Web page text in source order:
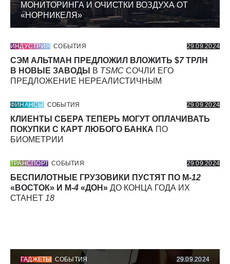
МОНИТОРИНГА И ОЧИСТКИ ВОЗДУХА ОТ
«НОРНИКЕЛЯ»
ИНДУСТРИЯ СОБЫТИЯ 29.09.2024
СЭМ АЛЬТМАН ПРЕДЛОЖИЛ ВЛОЖИТЬ $7ТРЛН
В НОВЫЕ ЗАВОДЫ
В TSMC СОЧЛИ ЕГО
ПРЕДЛОЖЕНИЕ НЕРЕАЛИСТИЧНЫМ
ФИНАНСЫ СОБЫТИЯ 29.09.2024
КЛИЕНТЫ СБЕРА ТЕПЕРЬ МОГУТ ОПЛАЧИВАТЬ
ПОКУПКИ С КАРТ ЛЮБОГО БАНКА ПО
БИОМЕТРИИ
ТРАНСПОРТ СОБЫТИЯ 29.09.2024
БЕСПИЛОТНЫЕ ГРУЗОВИКИ ПУСТЯТ ПО М-12
«ВОСТОК» И М-4 «ДОН» ДО КОНЦА ГОДА ИХ
СТАНЕТ 18
ГАДЖЕТЫ СОБЫТИЯ 29.09.2024